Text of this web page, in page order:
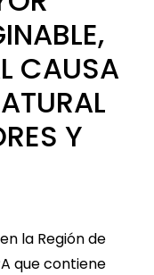
CAUSA
Y
la Región de
que contiene